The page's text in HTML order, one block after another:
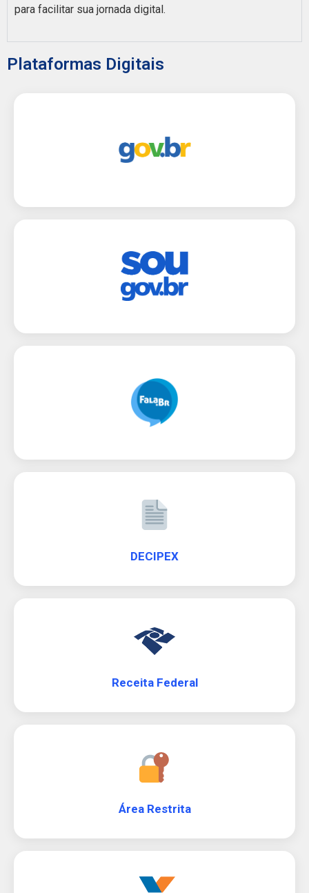
para facilitar sua jornada digital.
Plataformas Digitais
DECIPEX
Receita Federal
Área Restrita